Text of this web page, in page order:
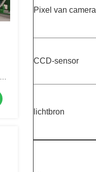
Pixel van camera
CCD-sensor
lichtbron